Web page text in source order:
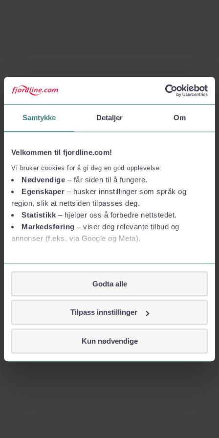
Samtykke Detaljer Om
Velkommen til fjordline.com!
Vi bruker cookies for å gi deg en god opplevelse:
Nødvendige – får siden til å fungere.
Egenskaper – husker innstillinger som språk og
region, slik at nettsiden tilpasses deg.
Statistikk – hjelper oss å forbedre nettstedet.
Markedsføring – viser deg relevante tilbud og
annonser (f.eks. via Google og Meta).
Vil du vite mer?
Om informasjonskapsler
Googles retningslinjer for personvern
Vi tar ditt personvern på alvor
identifiserer deg, som navn eller telefonnummer.
Godta alle
Tilpass innstillinger
Kun nødvendige